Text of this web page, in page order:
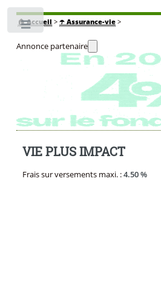
🏠Accueil > ☂️ Assurance-vie>
Annonce partenaire
VIE PLUS IMPACT
Frais sur versements maxi. :4.50 %
Toggle